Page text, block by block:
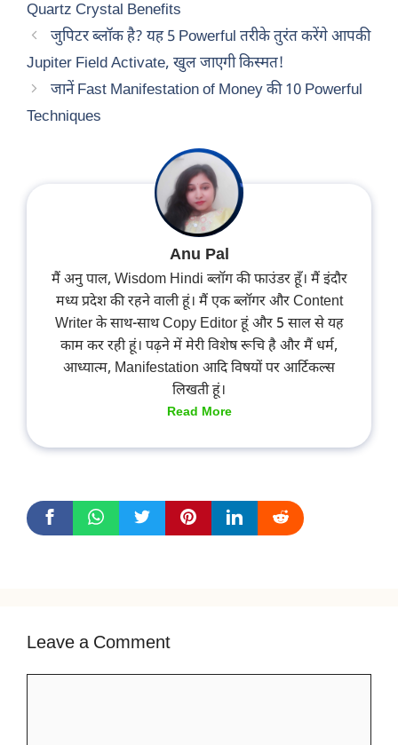
Quartz Crystal Benefits
जुपिटर ब्लॉक है? यह 5 Powerful तरीके तुरंत करेंगे आपकी
Jupiter Field Activate, खुल जाएगी किस्मत!
जानें Fast Manifestation of Money की 10 Powerful
Techniques
Anu Pal
मैं अनु पाल, Wisdom Hindi ब्लॉग की फाउंडर हूँ। मैं इंदौर
मध्य प्रदेश की रहने वाली हूं। मैं एक ब्लॉगर और Content
Writer के साथ-साथ Copy Editor हूं और 5 साल से यह
काम कर रही हूं। पढ़ने में मेरी विशेष रूचि है और मैं धर्म,
आध्यात्म, Manifestation आदि विषयों पर आर्टिकल्स
लिखती हूं।
Read More
Leave a Comment